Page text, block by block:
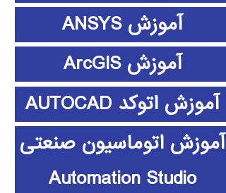
آموزش ANSYS
آموزش ArcGIS
آموزش اتوکد AUTOCAD
آموزش اتوماسیون صنعتی
Automation Studio